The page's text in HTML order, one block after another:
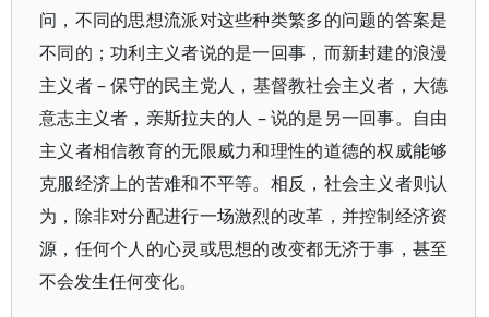
问，不同的思想流派对这些种类繁多的问题的答案是
不同的；功利主义者说的是一回事，而新封建的浪漫
主义者 – 保守的民主党人，基督教社会主义者，大德
意志主义者，亲斯拉夫的人 – 说的是另一回事。自由
主义者相信教育的无限威力和理性的道德的权威能够
克服经济上的苦难和不平等。相反，社会主义者则认
为，除非对分配进行一场激烈的改革，并控制经济资
源，任何个人的心灵或思想的改变都无济于事，甚至
不会发生任何变化。